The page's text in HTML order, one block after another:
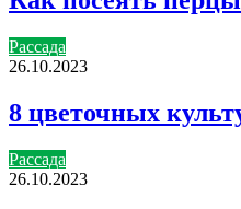
Рассада
26.10.2023
8 цветочных
Рассада
26.10.2023